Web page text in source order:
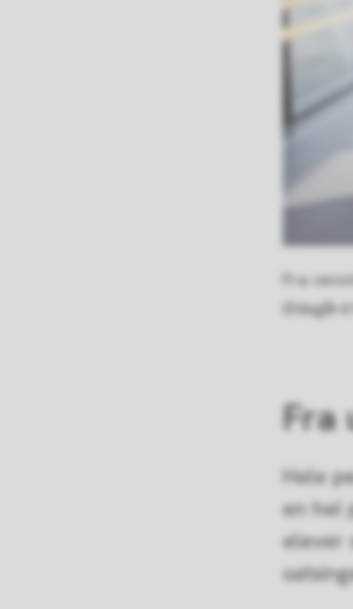
Fra
Fra
Hele
en hel
elever